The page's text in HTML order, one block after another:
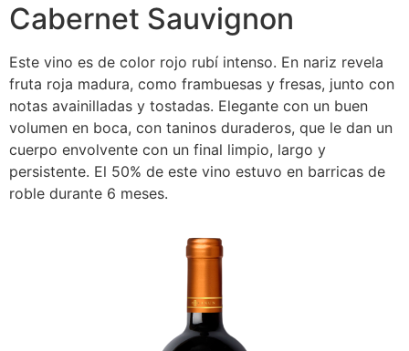
Cabernet Sauvignon
Este vino es de color rojo rubí intenso. En nariz revela
fruta roja madura, como frambuesas y fresas, junto con
notas avainilladas y tostadas. Elegante con un buen
volumen en boca, con taninos duraderos, que le dan un
cuerpo envolvente con un final limpio, largo y
persistente. El 50% de este vino estuvo en barricas de
roble durante 6 meses.